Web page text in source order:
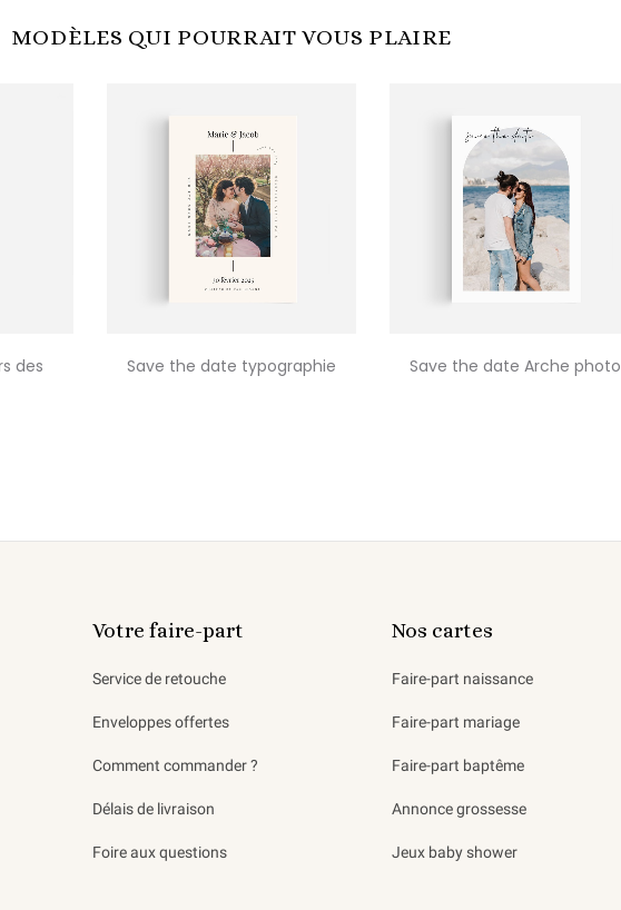
MODÈLES QUI POURRAIT VOUS PLAIRE
des
Save the date typographie Save the date Arche photo
Votre faire-part
Service de retouche
Enveloppes offertes
Comment commander ?
Délais de livraison
Foire aux questions
Nos cartes
Faire-part naissance
Faire-part mariage
Faire-part baptême
Annonce grossesse
Jeux baby shower